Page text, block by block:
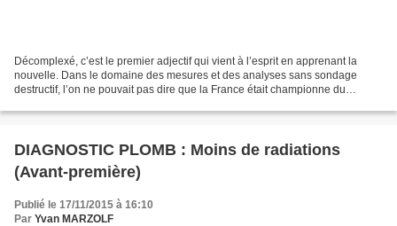
Décomplexé, c’est le premier adjectif qui vient à l’esprit en apprenant la
nouvelle. Dans le domaine des mesures et des analyses sans sondage
destructif, l’on ne pouvait pas dire que la France était championne du
DIAGNOSTIC PLOMB : Moins de radiations
(Avant-première)
Publié le 17/11/2015 à 16:10
Par Yvan MARZOLF